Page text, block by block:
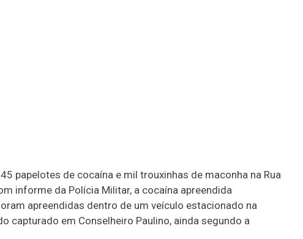
papelotes de cocaína e mil trouxinhas de maconha na Rua
informe da Polícia Militar, a cocaína apreendida
apreendidas dentro de um veículo estacionado na
capturado em Conselheiro Paulino, ainda segundo a